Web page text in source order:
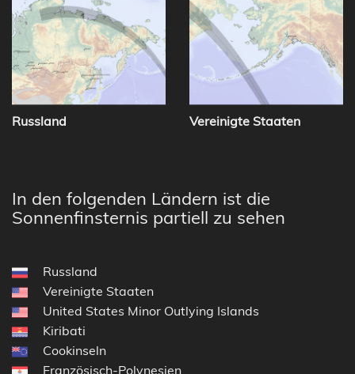
Russland Vereinigte Staaten
In den folgenden Ländern ist die
Sonnenfinsternis partiell zu sehen
Russland
Vereinigte Staaten
United States Minor Outlying Islands
Kiribati
Cookinseln
Französisch-Polynesien